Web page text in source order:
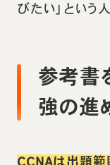
びたい」という
参考書
強の進
CCNAは出題範